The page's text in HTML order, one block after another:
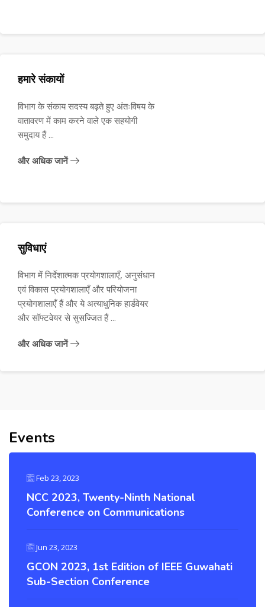
हमारे संकायों
विभाग के संकाय सदस्य बढ़ते हुए अंतःविषय के
वातावरण में काम करने वाले एक सहयोगी
समुदाय हैं ...
और अधिक जानें
सुविधाएं
विभाग में निर्देशात्मक प्रयोगशालाएँ, अनुसंधान
एवं विकास प्रयोगशालाएँ और परियोजना
प्रयोगशालाएँ हैं और ये अत्याधुनिक हार्डवेयर
और सॉफ्टवेयर से सुसज्जित हैं ...
और अधिक जानें
Events
Feb 23, 2023
NCC 2023, Twenty-Ninth National
Conference on Communications
Jun 23, 2023
GCON 2023, 1st Edition of IEEE Guwahati
Sub-Section Conference